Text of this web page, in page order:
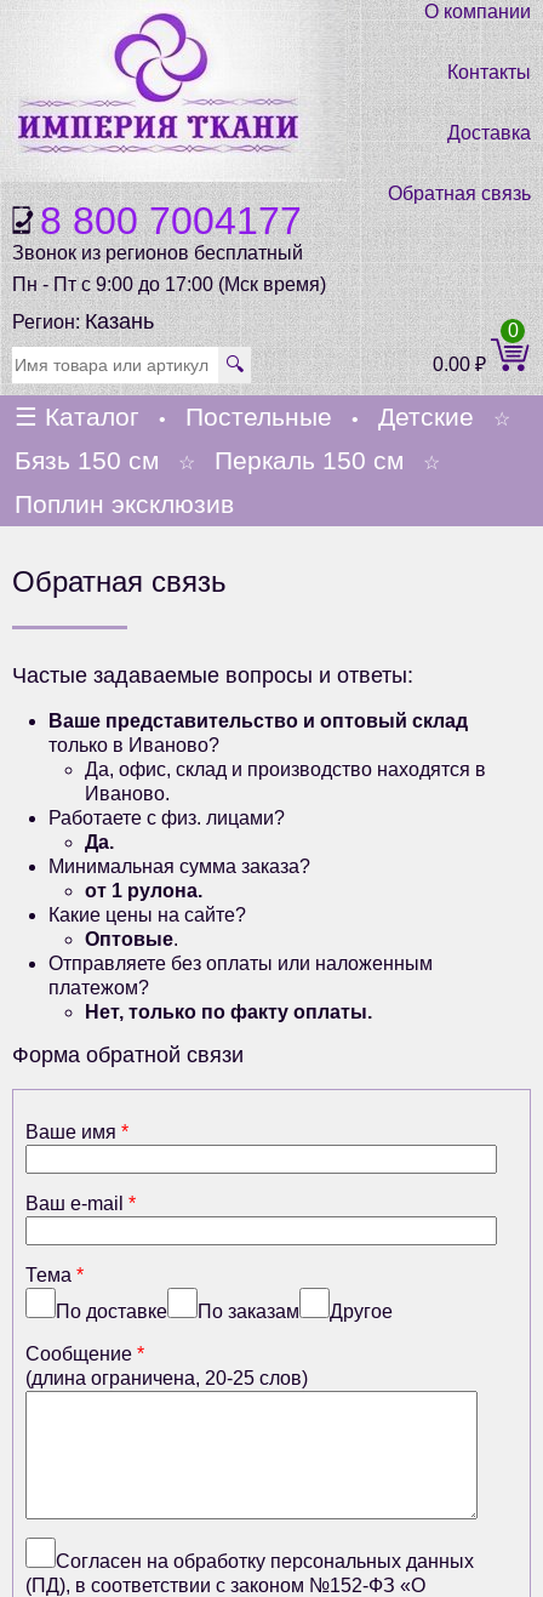
8 800 7004177
Звонок из регионов бесплатный
Пн - Пт с 9:00 до 17:00 (Мск время)
О компании
Контакты
Доставка
Обратная связь
Регион:Казань
🔍 0.00₽
0
☰ Каталог • Постельные • Детские ☆
Бязь 150 см ☆ Перкаль 150 см ☆
Поплин эксклюзив
Обратная связь
Частые задаваемые вопросы и ответы:
Ваше представительство и оптовый склад
только в Иваново?
Да, офис, склад и производство находятся в
Иваново.
Работаете с физ. лицами?
Да.
Минимальная сумма заказа?
от 1 рулона.
Какие цены на сайте?
Оптовые.
Отправляете без оплаты или наложенным
платежом?
Нет, только по факту оплаты.
Форма обратной связи
Ваше имя *
Ваш e-mail *
Тема *
По доставке
По заказам Другое
Сообщение *
(длина ограничена, 20-25 слов)
Согласен на обработку персональных данных
(ПД), в соответствии с законом №152-ФЗ «О